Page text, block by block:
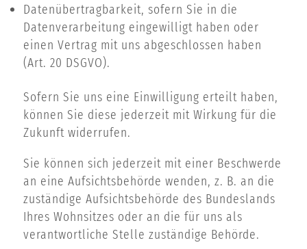
Datenübertragbarkeit, sofern Sie in die
Datenverarbeitung eingewilligt haben oder
einen Vertrag mit uns abgeschlossen haben
(Art. 20 DSGVO).
Sofern Sie uns eine Einwilligung erteilt haben,
können Sie diese jederzeit mit Wirkung für die
Zukunft widerrufen.
Sie können sich jederzeit mit einer Beschwerde
an eine Aufsichtsbehörde wenden, z. B. an die
zuständige Aufsichtsbehörde des Bundeslands
Ihres Wohnsitzes oder an die für uns als
verantwortliche Stelle zuständige Behörde.